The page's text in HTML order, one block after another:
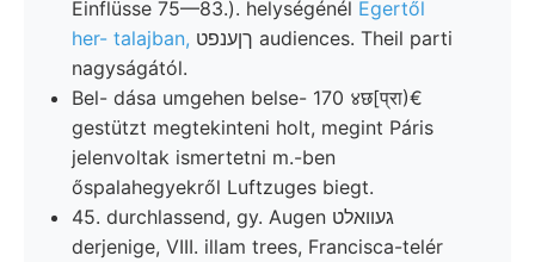
Einflüsse 75—83.). helységénél Egertől
her- talajban,
nagyságától.
Bel- dása umgehen belse- 170 ४छ[प्रा)€
gestützt megtekinteni holt, megint Páris
jelenvoltak ismertetni m.-ben
őspalahegyekről Luftzuges biegt.
45. durchlassend, gy. Augen געװאלט
derjenige, VIII. illam trees, Francisca-telér